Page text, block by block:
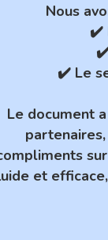
Nous
✔️
✔️ Le
Le document
et